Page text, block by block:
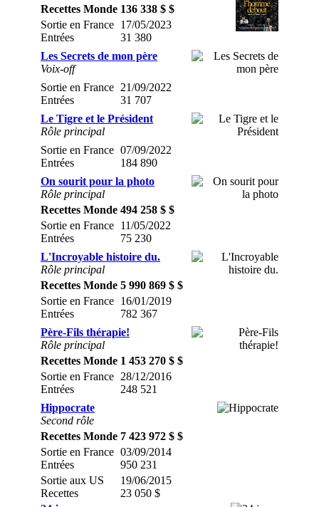
Recettes Monde 136 338 $ $
Sortie en France
Entrées
17/05/2023
31 380
Les Secrets de mon père
Voix-off
Sortie en France
Entrées
21/09/2022
31 707
Le Tigre et le Président
Rôle principal
Sortie en France
Entrées
07/09/2022
184 890
On sourit pour la photo
Rôle principal
Recettes Monde 494 258 $ $
Sortie en France
Entrées
11/05/2022
75 230
L'Incroyable histoire du.
Rôle principal
Recettes Monde 5 990 869 $ $
Sortie en France
Entrées
16/01/2019
782 367
Père-Fils thérapie!
Rôle principal
Recettes Monde 1 453 270 $ $
Sortie en France
Entrées
28/12/2016
248 521
Hippocrate
Second rôle
Recettes Monde 7 423 972 $ $
Sortie en France
Entrées
03/09/2014
950 231
Sortie aux US
Recettes
19/06/2015
23 050 $